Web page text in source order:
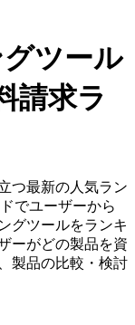
ツール
請求ラ
最新の人気ラン
ユーザーから
ツールをランキ
がどの製品を資
品の比較・検討